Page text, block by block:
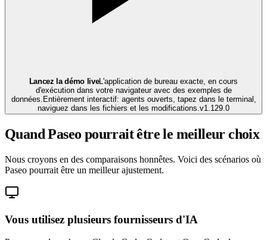
Lancez la démo liveL'application de bureau exacte, en cours
d'exécution dans votre navigateur avec des exemples de
données. Entièrement interactif: agents ouverts, tapez dans le terminal,
naviguez dans les fichiers et les modifications. v1.129.0
Quand Paseo pourrait être le meilleur choix
Nous croyons en des comparaisons honnêtes. Voici des scénarios où
Paseo pourrait être un meilleur ajustement.
Vous utilisez plusieurs fournisseurs d'IA